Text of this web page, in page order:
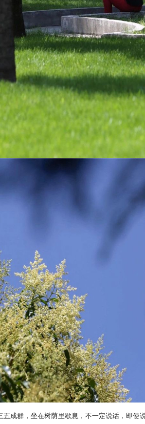
群，坐在树荫里歇息，不一定说话，即使